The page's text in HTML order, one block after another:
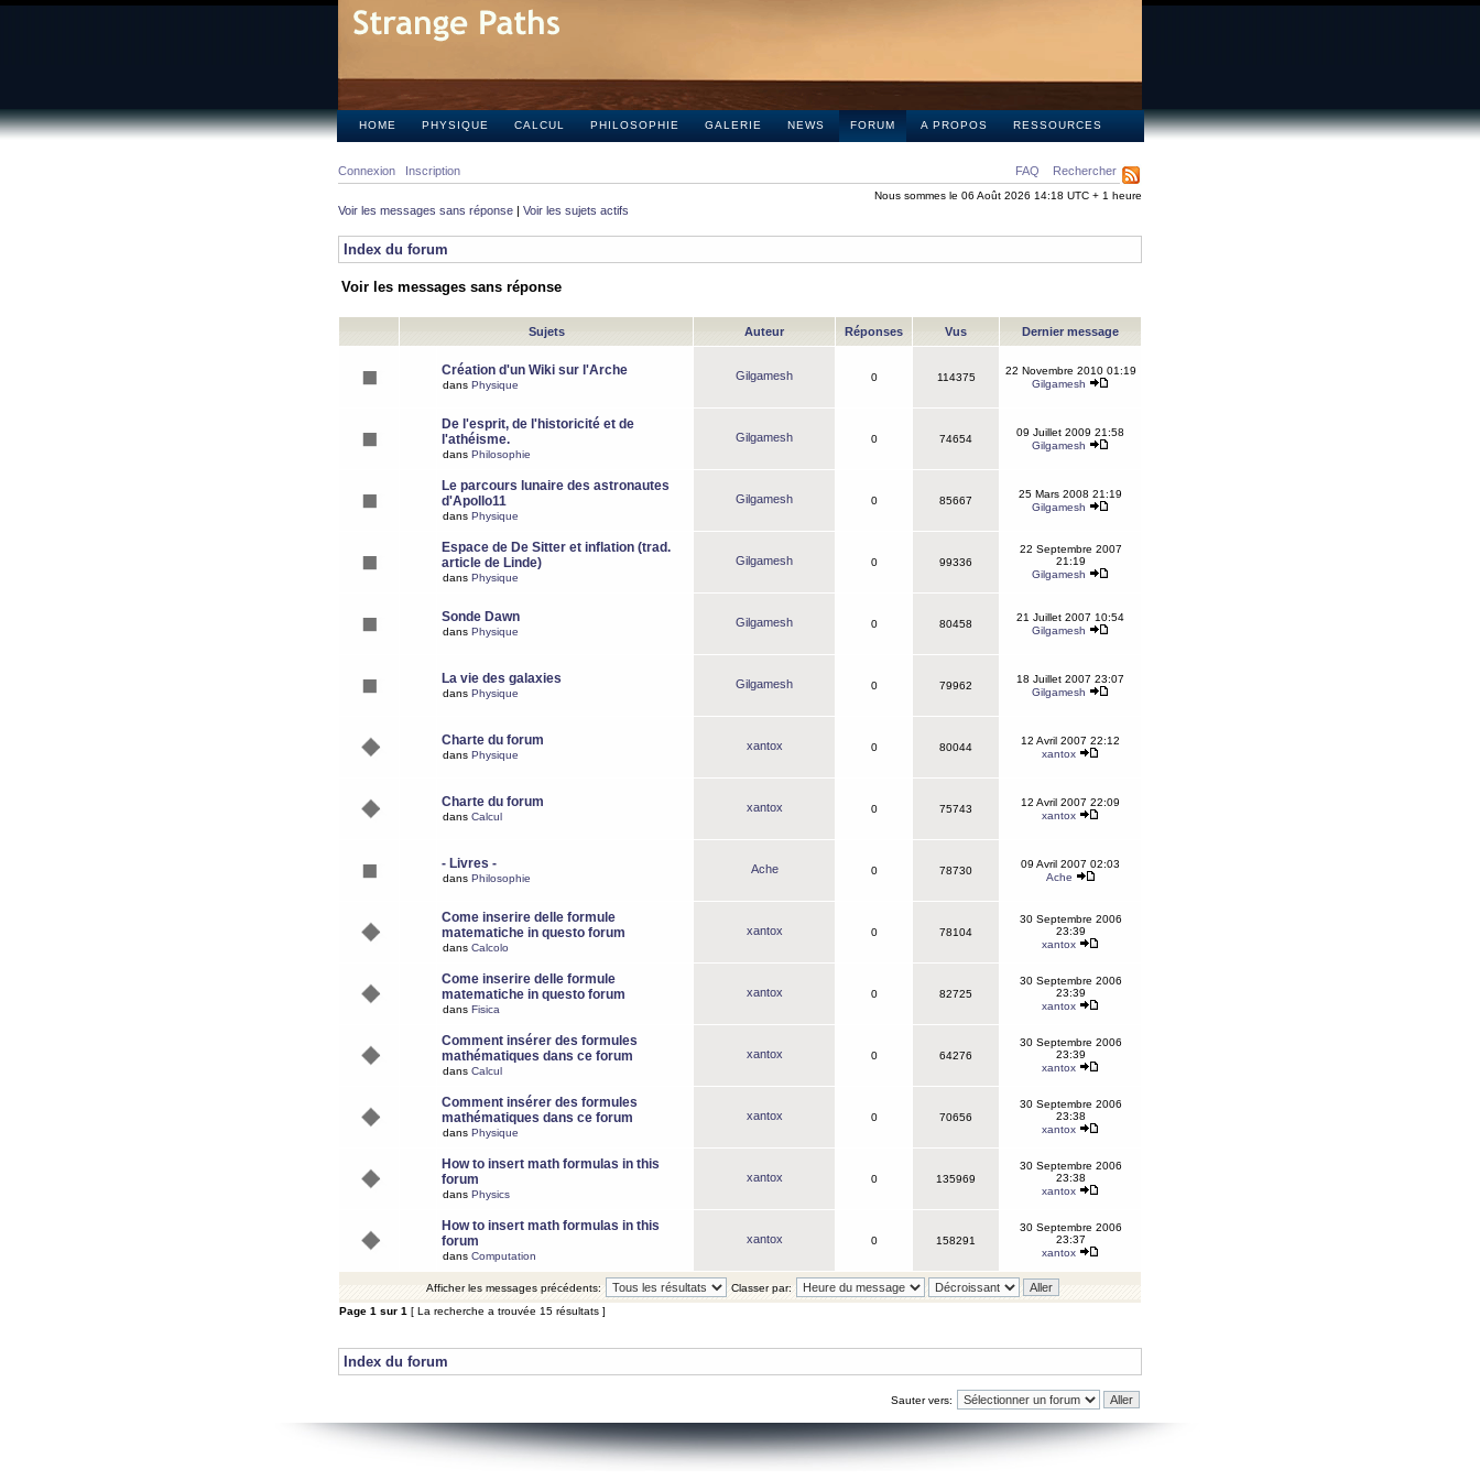
HOME PHYSIQUE CALCUL PHILOSOPHIE GALERIE NEWS FORUM A PROPOS RESSOURCES
FAQ Rechercher
Connexion Inscription
Nous sommes le 06 Août 2026 14:18 UTC + 1 heure
Voir les messages sans réponse | Voir les sujets actifs
Index du forum
Voir les messages sans réponse
Sujets Auteur Réponses Vus Dernier message
Création d'un Wiki sur l'Arche
dans Physique
Gilgamesh 0 114375
22 Novembre 2010 01:19
Gilgamesh
De l'esprit, de l'historicité et de
l'athéisme.
dans Philosophie
Gilgamesh 0 74654
09 Juillet 2009 21:58
Gilgamesh
Le parcours lunaire des astronautes
d'Apollo11
dans Physique
Gilgamesh 0 85667
25 Mars 2008 21:19
Gilgamesh
Espace de De Sitter et inflation (trad.
article de Linde)
dans Physique
Gilgamesh 0 99336
22 Septembre 2007
21:19
Gilgamesh
Sonde Dawn
dans Physique
Gilgamesh 0 80458
21 Juillet 2007 10:54
Gilgamesh
La vie des galaxies
dans Physique
Gilgamesh 0 79962
18 Juillet 2007 23:07
Gilgamesh
Charte du forum
dans Physique
xantox 0 80044
12 Avril 2007 22:12
xantox
Charte du forum
dans Calcul
xantox 0 75743
12 Avril 2007 22:09
xantox
- Livres -
dans Philosophie
Ache 0 78730
09 Avril 2007 02:03
Ache
Come inserire delle formule
matematiche in questo forum
dans Calcolo
xantox 0 78104
30 Septembre 2006
23:39
xantox
Come inserire delle formule
matematiche in questo forum
dans Fisica
xantox 0 82725
30 Septembre 2006
23:39
xantox
Comment insérer des formules
mathématiques dans ce forum
dans Calcul
xantox 0 64276
30 Septembre 2006
23:39
xantox
Comment insérer des formules
mathématiques dans ce forum
dans Physique
xantox 0 70656
30 Septembre 2006
23:38
xantox
How to insert math formulas in this
forum
dans Physics
xantox 0 135969
30 Septembre 2006
23:38
xantox
How to insert math formulas in this
forum
dans Computation
xantox 0 158291
30 Septembre 2006
23:37
xantox
Afficher les messages précédents:
Classer par:
Page 1 sur 1 [ La recherche a trouvée 15 résultats ]
Index du forum
Sauter vers: